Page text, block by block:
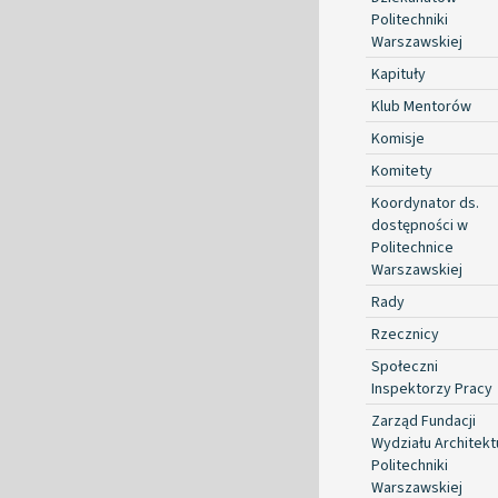
Politechniki
Warszawskiej
Kapituły
Klub Mentorów
Komisje
Komitety
Koordynator ds.
dostępności w
Politechnice
Warszawskiej
Rady
Rzecznicy
Społeczni
Inspektorzy Pracy
Zarząd Fundacji
Wydziału
Politechniki
Warszawskiej